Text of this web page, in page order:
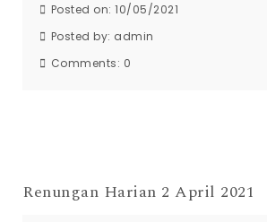
Posted on: 10/05/2021
Posted by: admin
Comments: 0
Renungan Harian 2 April 2021